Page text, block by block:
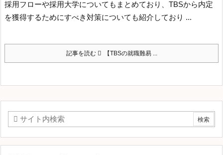
採用フローや採用大学についてもまとめており、TBSから内定
を獲得するためにすべき対策についても紹介しており ...
記事を読む 【TBSの就職難易 ...